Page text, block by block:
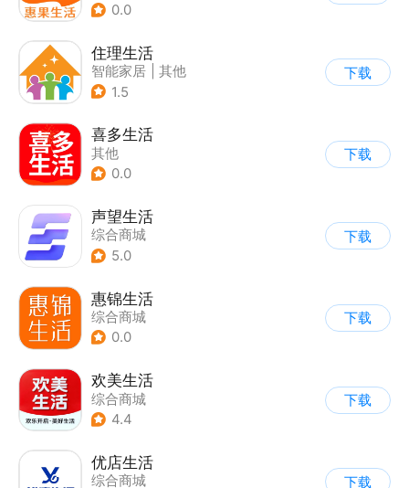
0.0
住理生活
智能家居
其他
1.5
下载
喜多生活
其他
0.0
下载
声望生活
综合商城
5.0
下载
惠锦生活
综合商城
0.0
下载
欢美生活
综合商城
4.4
下载
优店生活
综合商城
下载